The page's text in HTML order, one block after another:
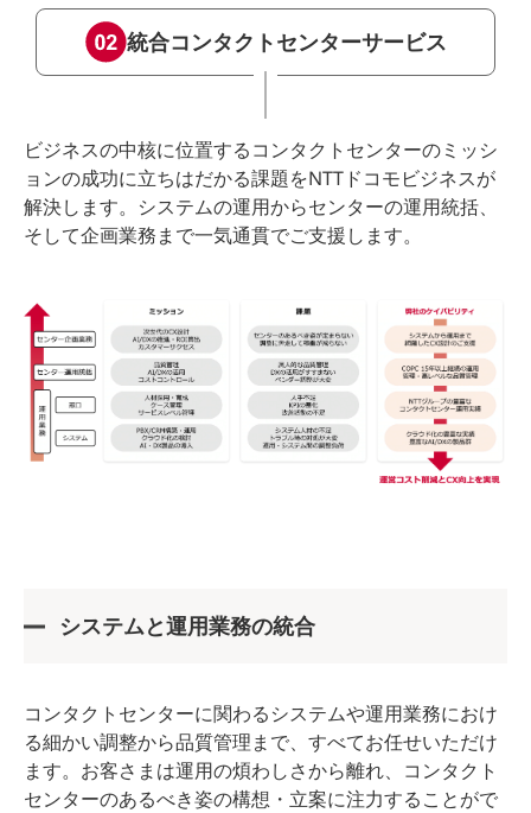
統合コンタクトセンターサービス
ビジネスの中核に位置するコンタクトセンターのミッシ
ョンの成功に立ちはだかる課題をNTTドコモビジネスが
解決します。システムの運用からセンターの運用統括、
そして企画業務まで一気通貫でご支援します。
システムと運用業務の統合
コンタクトセンターに関わるシステムや運用業務におけ
る細かい調整から品質管理まで、すべてお任せいただけ
ます。お客さまは運用の煩わしさから離れ、コンタクト
センターのあるべき姿の構想・立案に注力することがで